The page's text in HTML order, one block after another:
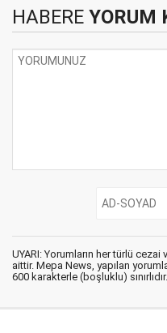
HABERE YORUM
UYARI: Yorumların her türlü
aittir. Mepa News, yapılan
600 karakterle (boşluklu) sınırlıdır.